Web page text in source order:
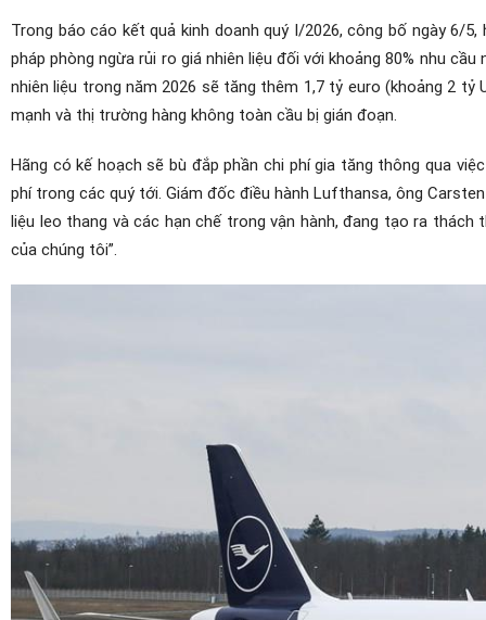
Trong báo cáo kết quả kinh doanh quý I/2026, công bố ngày 6/
pháp phòng ngừa rủi ro giá nhiên liệu đối với khoảng 80% nhu
nhiên liệu trong năm 2026 sẽ tăng thêm 1,7 tỷ euro (khoảng 2
mạnh và thị trường hàng không toàn cầu bị gián đoạn.
Hãng có kế hoạch sẽ bù đắp phần chi phí gia tăng thông qua
phí trong các quý tới. Giám đốc điều hành Lufthansa, ông
liệu leo thang và các hạn chế trong vận hành, đang tạo ra
của chúng tôi”.